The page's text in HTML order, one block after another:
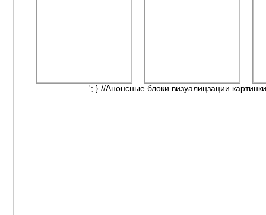
'; } //Анонсные блоки визуалицзации